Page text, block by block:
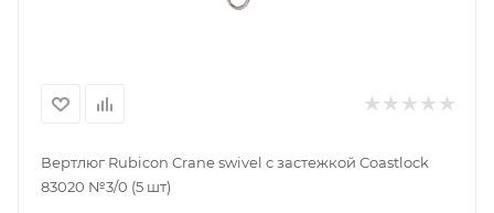
Вертлюг Rubicon Crane swivel с застежкой Coastlock
83020 №3/0 (5 шт)